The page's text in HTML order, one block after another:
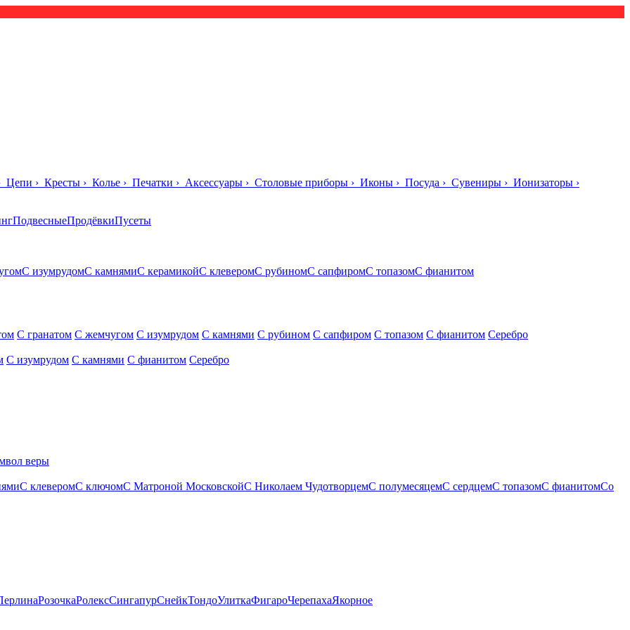
Цепи › Кресты › Колье › Печатки › Аксессуары › Столовые приборы › Иконы › Посуда › Сувениры › Ионизаторы ›
ПодвесныеПродёвкиПусеты
С изумрудомС камнямиС керамикойС клеверомС рубиномС сапфиромС топазомС фианитом
С гранатом С жемчугом С изумрудом С камнями С рубином С сапфиром С топазом С фианитом Серебро
С изумрудом С камнями С фианитом Серебро
веры
С клеверомС ключомС Матроной МосковскойС Николаем ЧудотворцемС полумесяцемС сердцемС топазомС фианитомСо
РозочкаРолексСингапурСнейкТондоУлиткаФигароЧерепахаЯкорное